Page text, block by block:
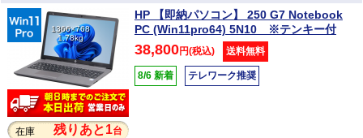
1366×768
1.78kg
在庫 残りあと1台
HP 【即納パソコン】 250 G7 Notebook
PC (Win11pro64) 5N10 ※テンキー付
38,800円(税込) 送料無料
8/6 新着 テレワーク推奨